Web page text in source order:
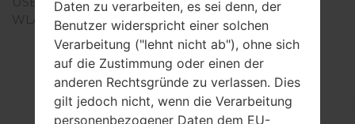
WLAN
Wi-Fi802.11b/g/n, UMA,
hotspot
Daten zu verarbeiten, es sei denn, der
Benutzer widerspricht einer solchen
Verarbeitung ("lehnt nicht ab"), ohne sich
auf die Zustimmung oder einen der
anderen Rechtsgründe zu verlassen. Dies
gilt jedoch nicht, wenn die Verarbeitung
personenbezogener Daten dem EU-